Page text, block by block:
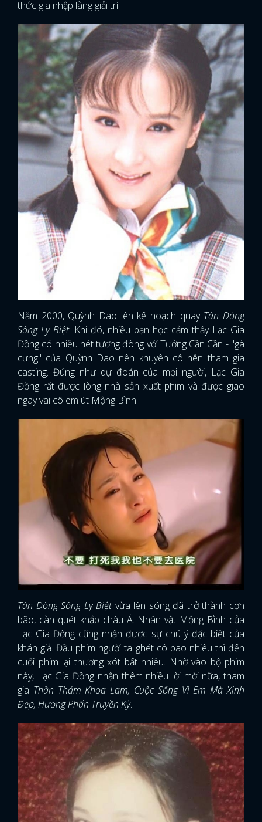
thức gia nhập làng giải trí.
Năm 2000, Quỳnh Dao lên kế hoạch quay Tân Dòng
Sông Ly Biệt. Khi đó, nhiều bạn học cảm thấy Lạc Gia
Đồng có nhiều nét tương đòng với Tưởng Cần Cần - "gà
cưng" của Quỳnh Dao nên khuyên cô nên tham gia
casting. Đúng như dự đoán của mọi người, Lạc Gia
Đồng rất được lòng nhà sản xuất phim và được giao
ngay vai cô em út Mộng Bình.
Tân Dòng Sông Ly Biệtvừa lên sóng đã trở thành cơn
bão, càn quét khắp châu Á. Nhân vật Mộng Bình của
Lạc Gia Đồng cũng nhận được sự chú ý đặc biệt của
khán giả. Đầu phim người ta ghét cô bao nhiêu thì đến
cuối phim lại thương xót bất nhiêu. Nhờ vào bộ phim
này, Lạc Gia Đồng nhận thêm nhiều lời mời nữa, tham
gia Thần Thám Khoa Lam, Cuộc Sống Vì Em Mà Xinh
Đẹp, Hương Phấn Truyền Kỳ...